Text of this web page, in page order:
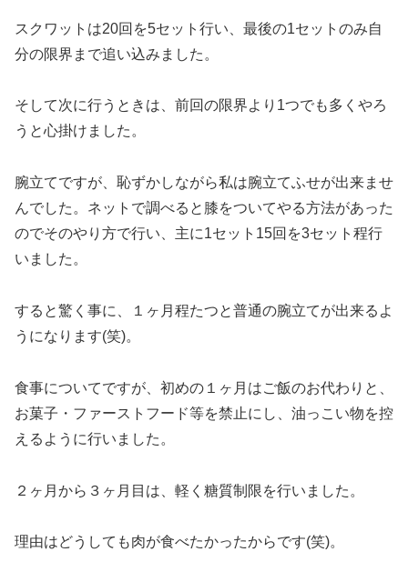
スクワットは20回を5セット行い、最後の1セットのみ自
分の限界まで追い込みました。
そして次に行うときは、前回の限界より1つでも多くやろ
うと心掛けました。
腕立てですが、恥ずかしながら私は腕立てふせが出来ませ
んでした。ネットで調べると膝をついてやる方法があった
のでそのやり方で行い、主に1セット15回を3セット程行
いました。
すると驚く事に、１ヶ月程たつと普通の腕立てが出来るよ
うになります(笑)。
食事についてですが、初めの１ヶ月はご飯のお代わりと、
お菓子・ファーストフード等を禁止にし、油っこい物を控
えるように行いました。
２ヶ月から３ヶ月目は、軽く糖質制限を行いました。
理由はどうしても肉が食べたかったからです(笑)。